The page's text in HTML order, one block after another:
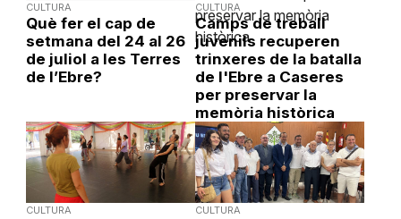
CULTURA
Què fer el cap de
setmana del 24 al 26
de juliol a les Terres
de l’Ebre?
CULTURA
Camps de treball
juvenils recuperen
trinxeres de la batalla
de l'Ebre a Caseres
per preservar la
memòria històrica
CULTURA CULTURA